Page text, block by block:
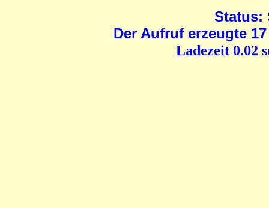
Status:
Der Aufruf erzeugte
Ladezeit 0.02